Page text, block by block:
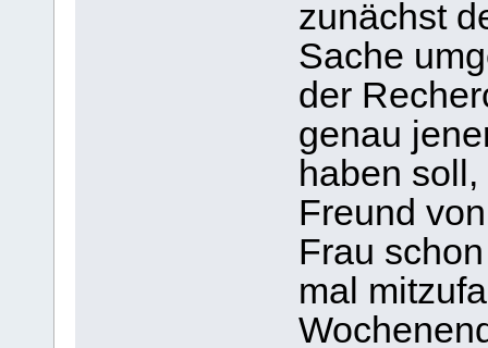
zunächst
Sache
der
genau
haben
Freund
Frau
mal